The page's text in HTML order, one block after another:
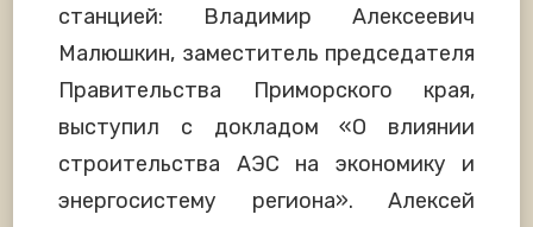
станцией: Владимир Алексеевич
Малюшкин, заместитель председателя
Правительства Приморского края,
выступил с докладом «О влиянии
строительства АЭС на экономику и
энергосистему региона». Алексей